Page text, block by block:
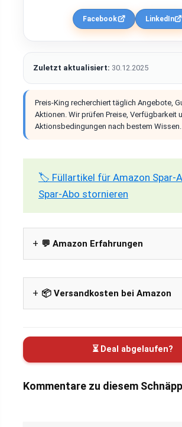
Facebook LinkedIn
Zuletzt aktualisiert: 30.12.2025
Preis-King recherchiert täglich Angebote,
Aktionen. Wir prüfen Preise, Verfügbarkeit
Aktionsbedingungen nach bestem Wissen.
🏷️ Füllartikel für Amazon Spar-
Spar-Abo stornieren
💬 Amazon Erfahrungen
📦 Versandkosten bei Amazon
⏳ Deal abgelaufen?
Kommentare zu diesem